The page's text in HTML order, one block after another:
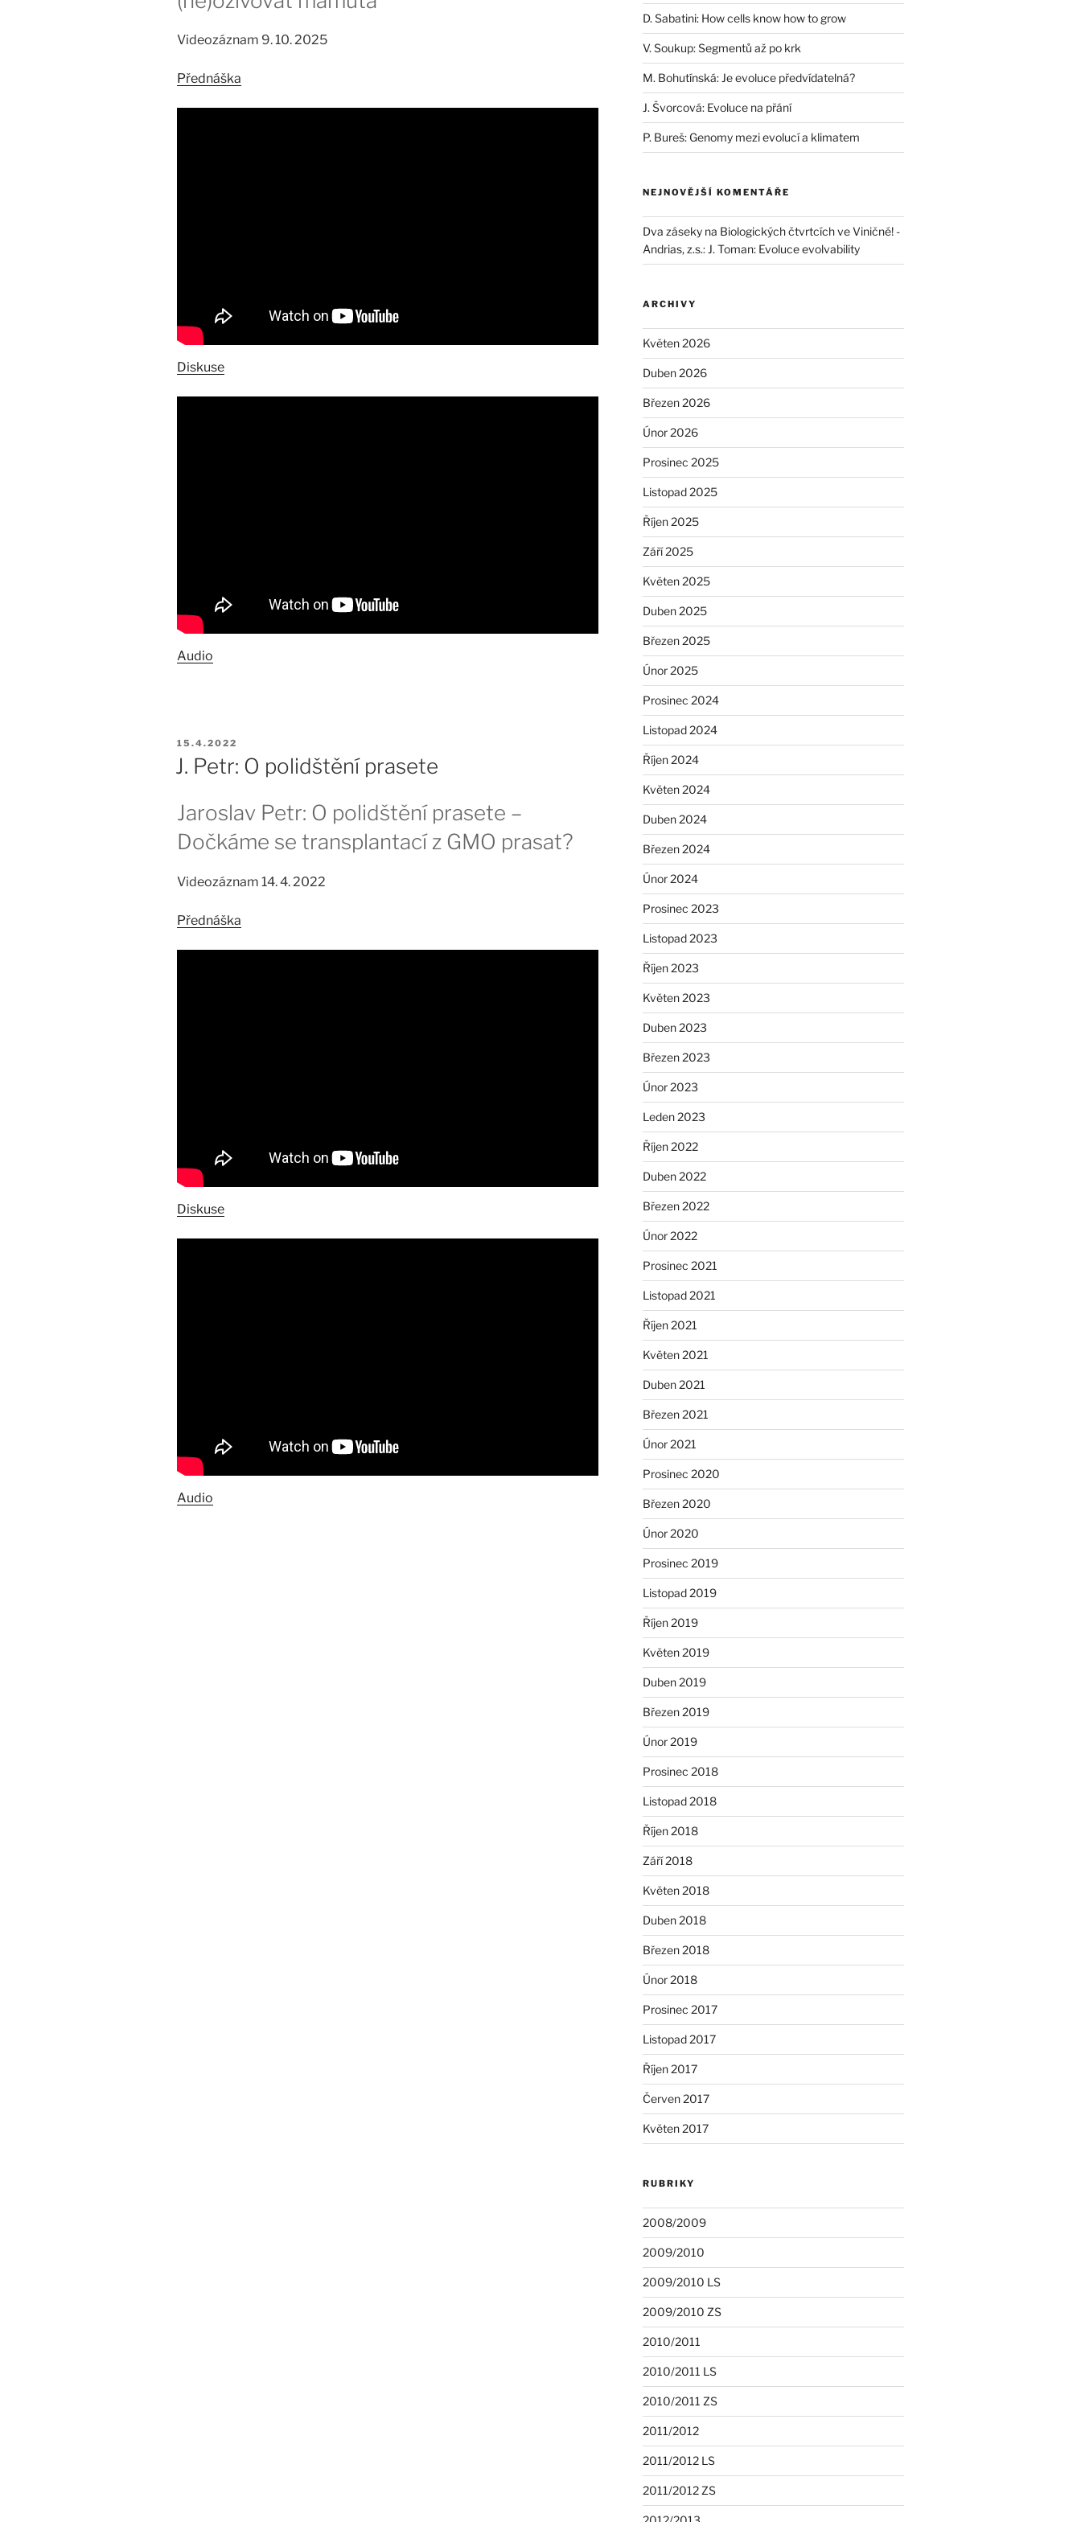
Videozáznam 9. 10. 2025
Přednáška
Diskuse
Audio
PUBLIKOVÁNO
15.4.2022
J. Petr: O polidštění prasete
Jaroslav Petr: O polidštění prasete –
Dočkáme se transplantací z GMO prasat?
Videozáznam 14. 4. 2022
Přednáška
Diskuse
Audio
D. Sabatini: How cells know how to grow
V. Soukup: Segmentů až po krk
M. Bohutínská: Je evoluce předvídatelná?
J. Švorcová: Evoluce na přání
P. Bureš: Genomy mezi evolucí a klimatem
NEJNOVĚJŠÍ KOMENTÁŘE
Dva záseky na Biologických čtvrtcích ve Viničné! -
Andrias, z.s.: J. Toman: Evoluce evolvability
ARCHIVY
Květen 2026
Duben 2026
Březen 2026
Únor 2026
Prosinec 2025
Listopad 2025
Říjen 2025
Září 2025
Květen 2025
Duben 2025
Březen 2025
Únor 2025
Prosinec 2024
Listopad 2024
Říjen 2024
Květen 2024
Duben 2024
Březen 2024
Únor 2024
Prosinec 2023
Listopad 2023
Říjen 2023
Květen 2023
Duben 2023
Březen 2023
Únor 2023
Leden 2023
Říjen 2022
Duben 2022
Březen 2022
Únor 2022
Prosinec 2021
Listopad 2021
Říjen 2021
Květen 2021
Duben 2021
Březen 2021
Únor 2021
Prosinec 2020
Březen 2020
Únor 2020
Prosinec 2019
Listopad 2019
Říjen 2019
Květen 2019
Duben 2019
Březen 2019
Únor 2019
Prosinec 2018
Listopad 2018
Říjen 2018
Září 2018
Květen 2018
Duben 2018
Březen 2018
Únor 2018
Prosinec 2017
Listopad 2017
Říjen 2017
Červen 2017
Květen 2017
RUBRIKY
2008/2009
2009/2010
2009/2010 LS
2009/2010 ZS
2010/2011
2010/2011 LS
2010/2011 ZS
2011/2012
2011/2012 LS
2011/2012 ZS